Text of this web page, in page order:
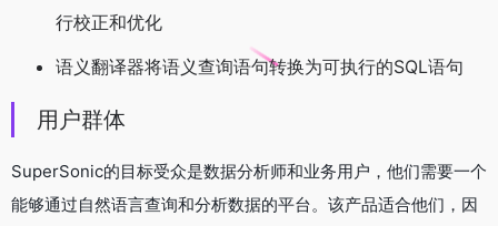
行校正和优化
语义翻译器将语义查询语句转换为可执行的SQL语句
用户群体
SuperSonic的目标受众是数据分析师和业务用户，他们需要一个
能够通过自然语言查询和分析数据的平台。该产品适合他们，因